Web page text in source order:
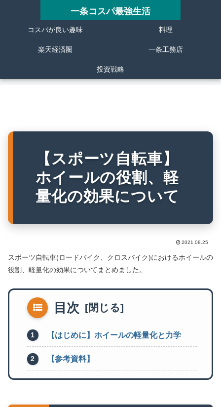
一条コスパ最強生活
コスパが良い趣味 料理
楽天経済圏 一条工務店
投資戦略
【スポーツ自転車】
ホイールの役割、軽
量化の効果について
2021.08.25
スポーツ自転車(ロードバイク、クロスバイク)におけるホイールの
役割、軽量化の効果についてまとめました。
目次
【はじめに】ホイールの軽量化と力学
【参考資料】